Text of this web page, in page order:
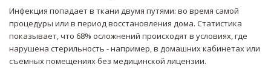
Инфекция попадает в ткани двумя путями: во время самой
процедуры или в период восстановления дома. Статистика
показывает, что 68% осложнений происходят в условиях, где
нарушена стерильность - например, в домашних кабинетах или
съемных помещениях без медицинской лицензии.